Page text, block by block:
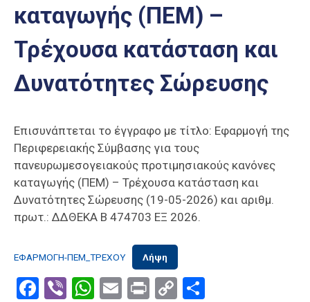
καταγωγής (ΠΕΜ) –
Τρέχουσα κατάσταση και
Δυνατότητες Σώρευσης
Επισυνάπτεται το έγγραφο με τίτλο: Εφαρμογή της
Περιφερειακής Σύμβασης για τους
πανευρωμεσογειακούς προτιμησιακούς κανόνες
καταγωγής (ΠΕΜ) – Τρέχουσα κατάσταση και
Δυνατότητες Σώρευσης (19-05-2026) και αριθμ.
πρωτ.: ΔΔΘΕΚΑ Β 474703 ΕΞ 2026.
ΕΦΑΡΜΟΓΗ-ΠΕΜ_ΤΡΕΧΟΥ Λήψη
Facebook
ViberWhatsApp
EmailPrintCopy